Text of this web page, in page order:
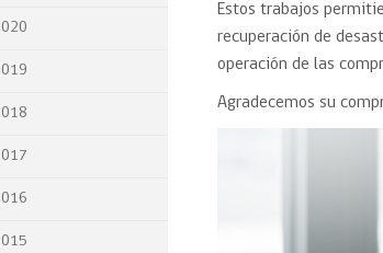
Sé parte de nuestro equipoDatos Abiertos
API de Mercado
Estos trabajos
recuperación de
operación de las
Agradecemos su